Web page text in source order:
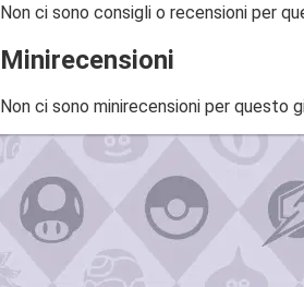
Non ci sono consigli o recensioni per
Minirecensioni
Non ci sono minirecensioni per questo